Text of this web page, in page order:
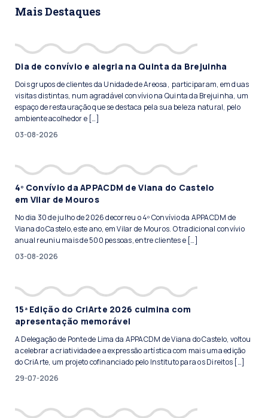
Mais Destaques
Dia de convívio e alegria na Quinta da Brejuinha
Dois grupos de clientes da Unidade de Areosa, participaram, em duas
visitas distintas, num agradável convívio na Quinta da Brejuinha, um
espaço de restauração que se destaca pela sua beleza natural, pelo
ambiente acolhedor e […]
03-08-2026
4º Convívio da APPACDM de Viana do Castelo
em Vilar de Mouros
No dia 30 de julho de 2026 decorreu o 4º Convívio da APPACDM de
Viana do Castelo, este ano, em Vilar de Mouros. O tradicional convívio
anual reuniu mais de 500 pessoas, entre clientes e […]
03-08-2026
15ª Edição do CriArte 2026 culmina com
apresentação memorável
A Delegação de Ponte de Lima da APPACDM de Viana do Castelo, voltou
a celebrar a criatividade e a expressão artística com mais uma edição
do CriArte, um projeto cofinanciado pelo Instituto para os Direitos […]
29-07-2026